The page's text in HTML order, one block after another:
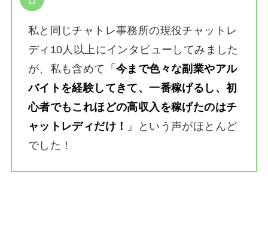
私と同じチャトレ事務所の現役チャットレ
ディ10人以上にインタビューしてみました
が、私も含めて
「今まで色々な副業やアル
バイトを経験してきて、一番稼げるし、初
心者でもこれほどの高収入を稼げたのはチ
ャットレディだけ！
」
という声がほとんど
でした！